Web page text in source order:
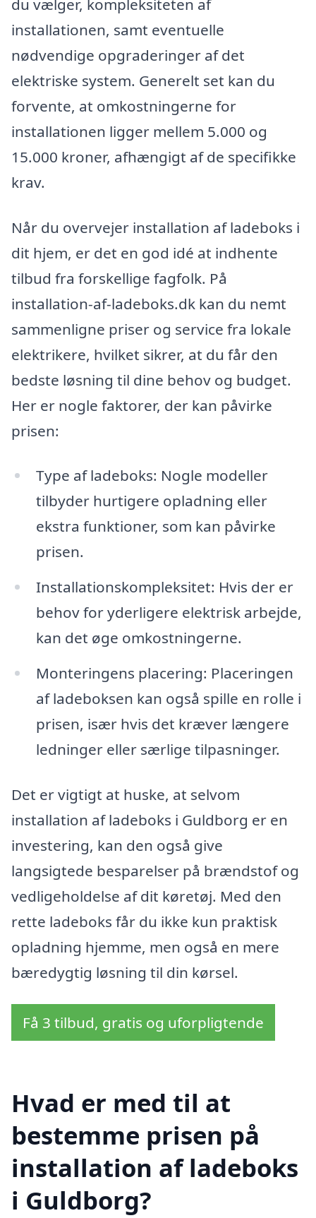
du vælger, kompleksiteten af
installationen, samt eventuelle
nødvendige opgraderinger af det
elektriske system. Generelt set kan du
forvente, at omkostningerne for
installationen ligger mellem 5.000 og
15.000 kroner, afhængigt af de specifikke
krav.
Når du overvejer installation af ladeboks i
dit hjem, er det en god idé at indhente
tilbud fra forskellige fagfolk. På
installation-af-ladeboks.dk kan du nemt
sammenligne priser og service fra lokale
elektrikere, hvilket sikrer, at du får den
bedste løsning til dine behov og budget.
Her er nogle faktorer, der kan påvirke
prisen:
Type af ladeboks: Nogle modeller
tilbyder hurtigere opladning eller
ekstra funktioner, som kan påvirke
prisen.
Installationskompleksitet: Hvis der er
behov for yderligere elektrisk arbejde,
kan det øge omkostningerne.
Monteringens placering: Placeringen
af ladeboksen kan også spille en rolle i
prisen, især hvis det kræver længere
ledninger eller særlige tilpasninger.
Det er vigtigt at huske, at selvom
installation af ladeboks i Guldborg er en
investering, kan den også give
langsigtede besparelser på brændstof og
vedligeholdelse af dit køretøj. Med den
rette ladeboks får du ikke kun praktisk
opladning hjemme, men også en mere
bæredygtig løsning til din kørsel.
Få 3 tilbud, gratis og uforpligtende
Hvad er med til at
bestemme prisen på
installation af ladeboks
i Guldborg?